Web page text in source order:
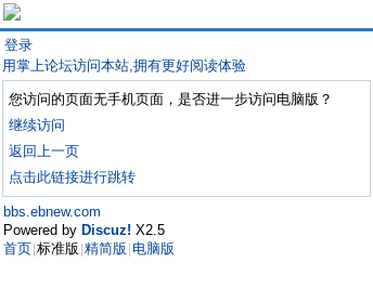
登录
用掌上论坛访问本站,拥有更好阅读体验
您访问的页面无手机页面，是否进一步访问电脑版？
继续访问
返回上一页
点击此链接进行跳转
bbs.ebnew.com
Powered by Discuz! X2.5
首页 标准版 精简版 电脑版